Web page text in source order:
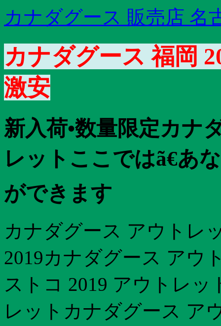
カナダグース 販売店 名
カナダグース 福岡
激安
新入荷•数量限定カナ
レットここではã€あ
ができます
カナダグース アウトレ
2019カナダグース アウ
ストコ 2019 アウトレ
レットカナダグース ア